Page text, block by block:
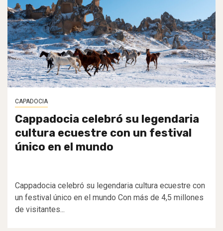
CAPADOCIA
Cappadocia celebró su legendaria
cultura ecuestre con un festival
único en el mundo
Cappadocia celebró su legendaria cultura ecuestre con
un festival único en el mundo Con más de 4,5 millones
de visitantes...